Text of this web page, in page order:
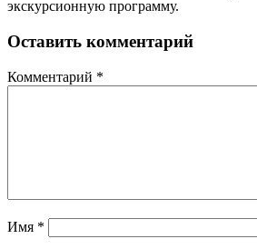
экскурсионную программу.
Оставить комментарий
Комментарий *
Имя *